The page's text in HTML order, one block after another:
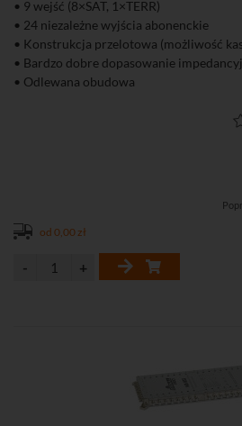
• 9 wejść (8×SAT, 1×TERR)
• 24 niezależne wyjścia abonenckie
• Konstrukcja przelotowa (możliwość
• Bardzo dobre dopasowanie
• Odlewana obudowa
• Sygnalizacja LED na wyjściach
• Zastosowanie w zbiorczych
• Zgodność z Rozporządzeniem MTBiGM
• 4 lata gwarancji potwierdzające
od 0,00 zł